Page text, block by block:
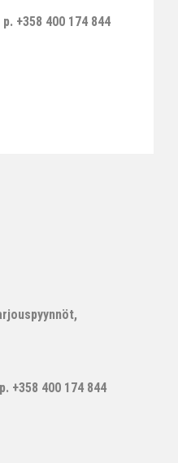
+358 400 174 844
+358 400 174 844